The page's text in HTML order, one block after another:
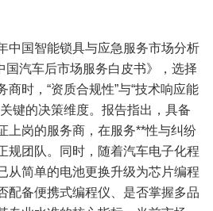
中国智能锁具与应急服务市场分析
国汽车后市场服务白皮书》，选择
时，“资质合规性”与“技术响应能
键的决策维度。报告指出，具备
上岗的服务商，在服务**性与纠纷
规团队。同时，随着汽车电子化程
从简单的电池更换升级为芯片编程
配备便携式编程仪、是否掌握多品